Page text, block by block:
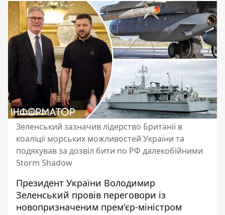
Зеленський зазначив лідерство Британії в
коаліції морських можливостей України та
подякував за дозвіл бити по РФ далекобійними
Storm Shadow
Президент України Володимир
Зеленський провів переговори із
новопризначеним прем'єр-міністром